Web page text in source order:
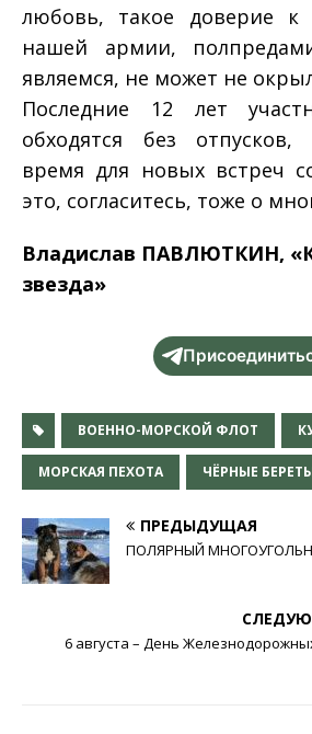
любовь, такое доверие к
нашей армии,
являемся, не может не
Последние 12 лет
обходятся без отпусков,
время для новых встреч
это, согласитесь, тоже о
Владислав ПАВЛЮТКИН,
звезда»
ВОЕННО-МОРСКОЙ ФЛОТ
МОРСКАЯ ПЕХОТА ЧЁРНЫЕ
ПРЕДЫДУЩАЯ
ПОЛЯРНЫЙ
6 августа – День